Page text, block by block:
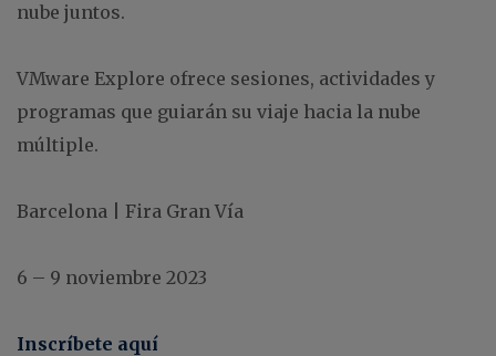
nube juntos.
VMware Explore ofrece sesiones, actividades y
programas que guiarán su viaje hacia la nube
múltiple.
Barcelona | Fira Gran Vía
6 – 9 noviembre 2023
Inscríbete aquí